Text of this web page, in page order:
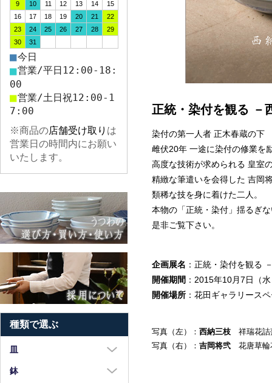
正統・染付を観る －
染付の第一人者 正木春蔵の下
雌伏20年 一途に染付の修業を
高度な技術が求められる 皇室
精緻な筆遣いを会得した 吉岡
類稀な技を身に着けた二人。
本物の「正統・染付」揺るぎ
是非ご覧下さい。
企画展名 ：正統・染付を観る
開催期間 ：2015年10月7日（
開催場所 ：花田ギャラリース
写真（左）： 西納三枝 祥瑞花詰
写真（右）： 吉岡将弐 花唐草輪
9
10 11 12 13 14
15
16
17 18 19 20 21
22
23
24 25 26 27 28
29
30
31
■今日
■営業/平日12:00-18:
00
■営業/土日祝12:00-1
7:00
※商品の店舗受け取り は
営業日の時間内にお願い
いたします。
種類で選ぶ
皿
大皿（8寸以上）
鉢